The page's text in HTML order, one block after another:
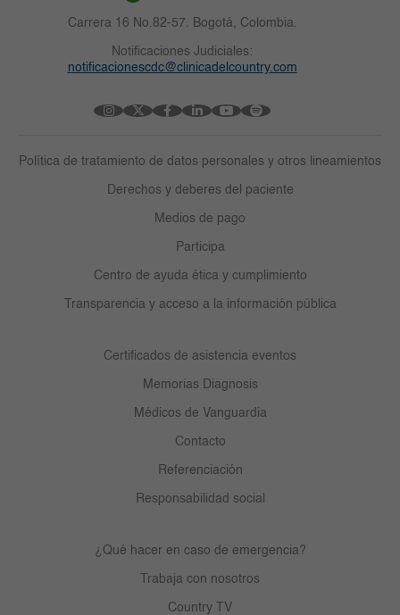
Carrera 16 No.82-57. Bogotá, Colombia.
Notificaciones Judiciales:
notificacionescdc@clinicadelcountry.com
Política de tratamiento de datos personales y otros lineamientos
Derechos y deberes del paciente
Medios de pago
Participa
Centro de ayuda ética y cumplimiento
Transparencia y acceso a la información pública
Certificados de asistencia eventos
Memorias Diagnosis
Médicos de Vanguardia
Contacto
Referenciación
Responsabilidad social
¿Qué hacer en caso de emergencia?
Trabaja con nosotros
Country TV